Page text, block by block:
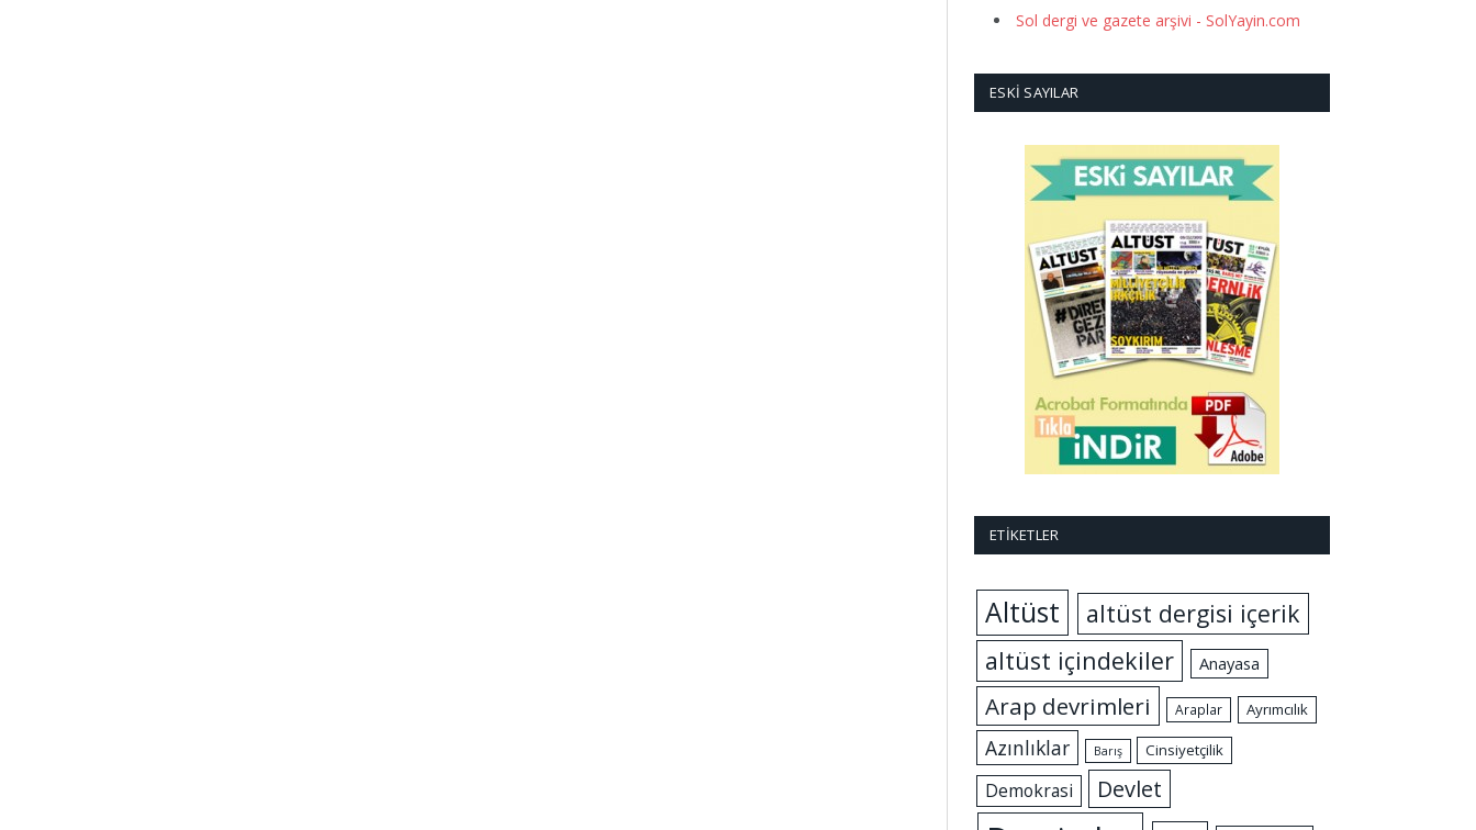
Sol dergi ve gazete arşivi - SolYayin.com
ESKI SAYILAR
ETIKETLER
Altüst
altüst dergisi içerik
altüst içindekiler
Anayasa
Arap devrimleri Araplar Ayrımcılık
Azınlıklar Barış Cinsiyetçilik
Demokrasi Devlet